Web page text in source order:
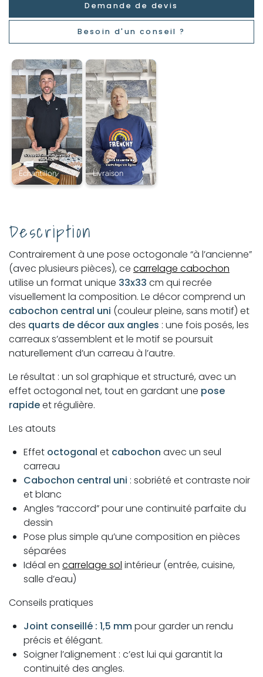
Demande de devis
Besoin d'un conseil ?
Description
Contrairement à une pose octogonale “à l’ancienne”
(avec plusieurs pièces), ce carrelage cabochon
utilise un format unique 33x33 cm qui recrée
visuellement la composition. Le décor comprend un
cabochon central uni (couleur pleine, sans motif) et
des quarts de décor aux angles : une fois posés, les
carreaux s’assemblent et le motif se poursuit
naturellement d’un carreau à l’autre.
Le résultat : un sol graphique et structuré, avec un
effet octogonal net, tout en gardant une pose
rapideet régulière.
Les atouts
Effet octogonal et cabochon avec un seul
carreau
Cabochon central uni : sobriété et contraste noir
et blanc
Angles “raccord” pour une continuité parfaite du
dessin
Pose plus simple qu’une composition en pièces
séparées
Idéal en carrelage sol intérieur (entrée, cuisine,
salle d’eau)
Conseils pratiques
Joint conseillé : 1,5 mmpour garder un rendu
précis et élégant.
Soigner l’alignement : c’est lui qui garantit la
continuité des angles.